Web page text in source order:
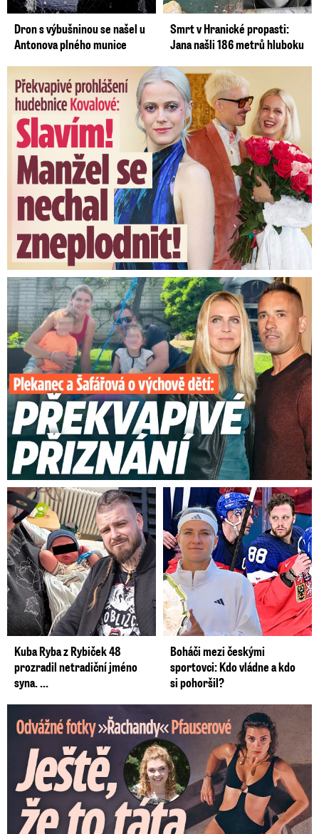
Dron s výbušninou se našel u
Antonova plného munice
Smrt v Hranické propasti:
Jana našli 186 metrů hluboku
Překvapivé prohlášení hudebnice Kovalové: Slavím! Manžel se ...
Plekanec a Šafářová o výchově dětí: Překvapivé přiznání
Kuba Ryba z Rybiček 48
prozradil netradiční jméno
syna. ...
Boháči mezi českými
sportovci: Kdo vládne a kdo
si pohoršil?
Odvážné fotky Denisy Pfauserové: Ještě, že to táta nevidí